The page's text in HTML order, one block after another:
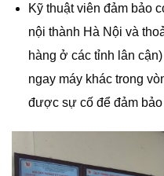
Kỹ thuật viên đảm bảo
nội thành Hà Nội và
hàng ở các tỉnh lân
ngay máy khác trong
được sự cố để đảm